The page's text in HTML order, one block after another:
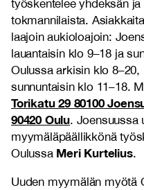
työskentelee yhdeksän
tokmannilaista.
laajoin aukioloajoin:
lauantaisin klo 9–18 ja
Oulussa arkisin klo 8–20,
sunnuntaisin klo 11–18.
Torikatu 29 80100
90420 Oulu. Joensuussa
myymäläpäällikkönä
Oulussa Meri Kurtelius.
Uuden myymälän myötä